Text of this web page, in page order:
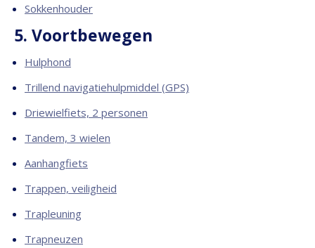
Sokkenhouder
5. Voortbewegen
Hulphond
Trillend navigatiehulpmiddel (GPS)
Driewielfiets, 2 personen
Tandem, 3 wielen
Aanhangfiets
Trappen, veiligheid
Trapleuning
Trapneuzen